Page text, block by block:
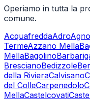
Operiamo in tutta la
comune.
AcquafreddaAdro
TermeAzzano Mella
MellaBagolino
BrescianoBedizzole
della RivieraCalvisano
del ColleCarpenedolo
MellaCastelcovati